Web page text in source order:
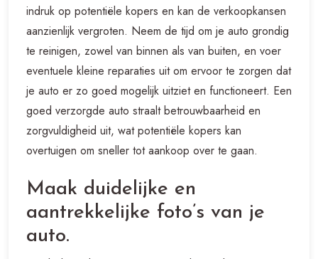
indruk op potentiële kopers en kan de verkoopkansen
aanzienlijk vergroten. Neem de tijd om je auto grondig
te reinigen, zowel van binnen als van buiten, en voer
eventuele kleine reparaties uit om ervoor te zorgen dat
je auto er zo goed mogelijk uitziet en functioneert. Een
goed verzorgde auto straalt betrouwbaarheid en
zorgvuldigheid uit, wat potentiële kopers kan
overtuigen om sneller tot aankoop over te gaan.
Maak duidelijke en
aantrekkelijke foto’s van je
auto.